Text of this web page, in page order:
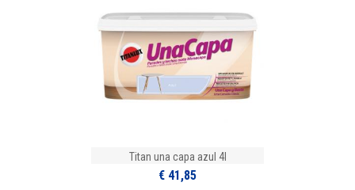
Titan una capa azul 4l
€ 41,85